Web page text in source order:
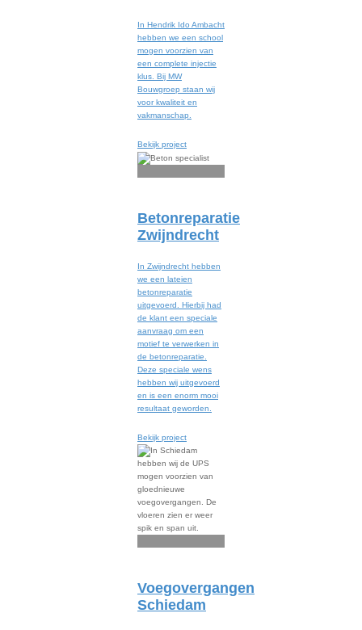
In Hendrik Ido Ambacht
hebben we een school
mogen voorzien van
een complete injectie
klus. Bij MW
Bouwgroep staan wij
voor kwaliteit en
vakmanschap.
Bekijk project
Betonreparatie
Zwijndrecht
In Zwijndrecht hebben
we een lateien
betonreparatie
uitgevoerd. Hierbij had
de klant een speciale
aanvraag om een
motief te verwerken in
de betonreparatie.
Deze speciale wens
hebben wij uitgevoerd
en is een enorm mooi
resultaat geworden.
Bekijk project
Voegovergangen
Schiedam